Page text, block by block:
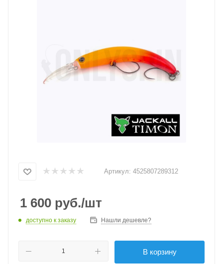
Артикул: 4525807289312
1 600 руб./шт
доступно к заказу Нашли дешевле?
В корзину